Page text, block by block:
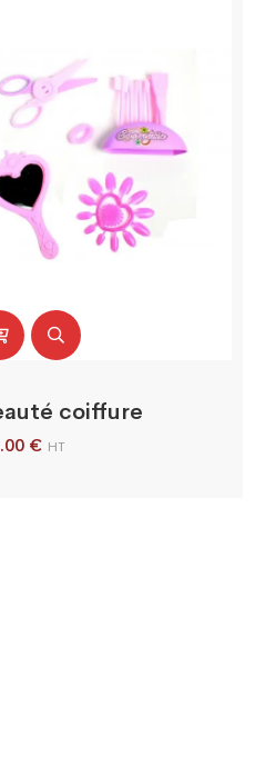
coiffure
€ HT